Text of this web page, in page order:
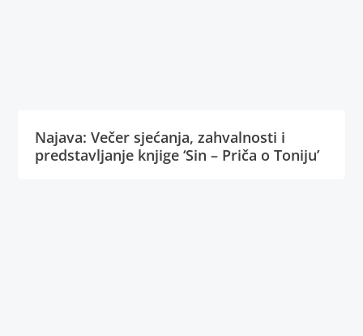
Najava: Večer sjećanja, zahvalnosti i
predstavljanje knjige ‘Sin – Priča o Toniju’